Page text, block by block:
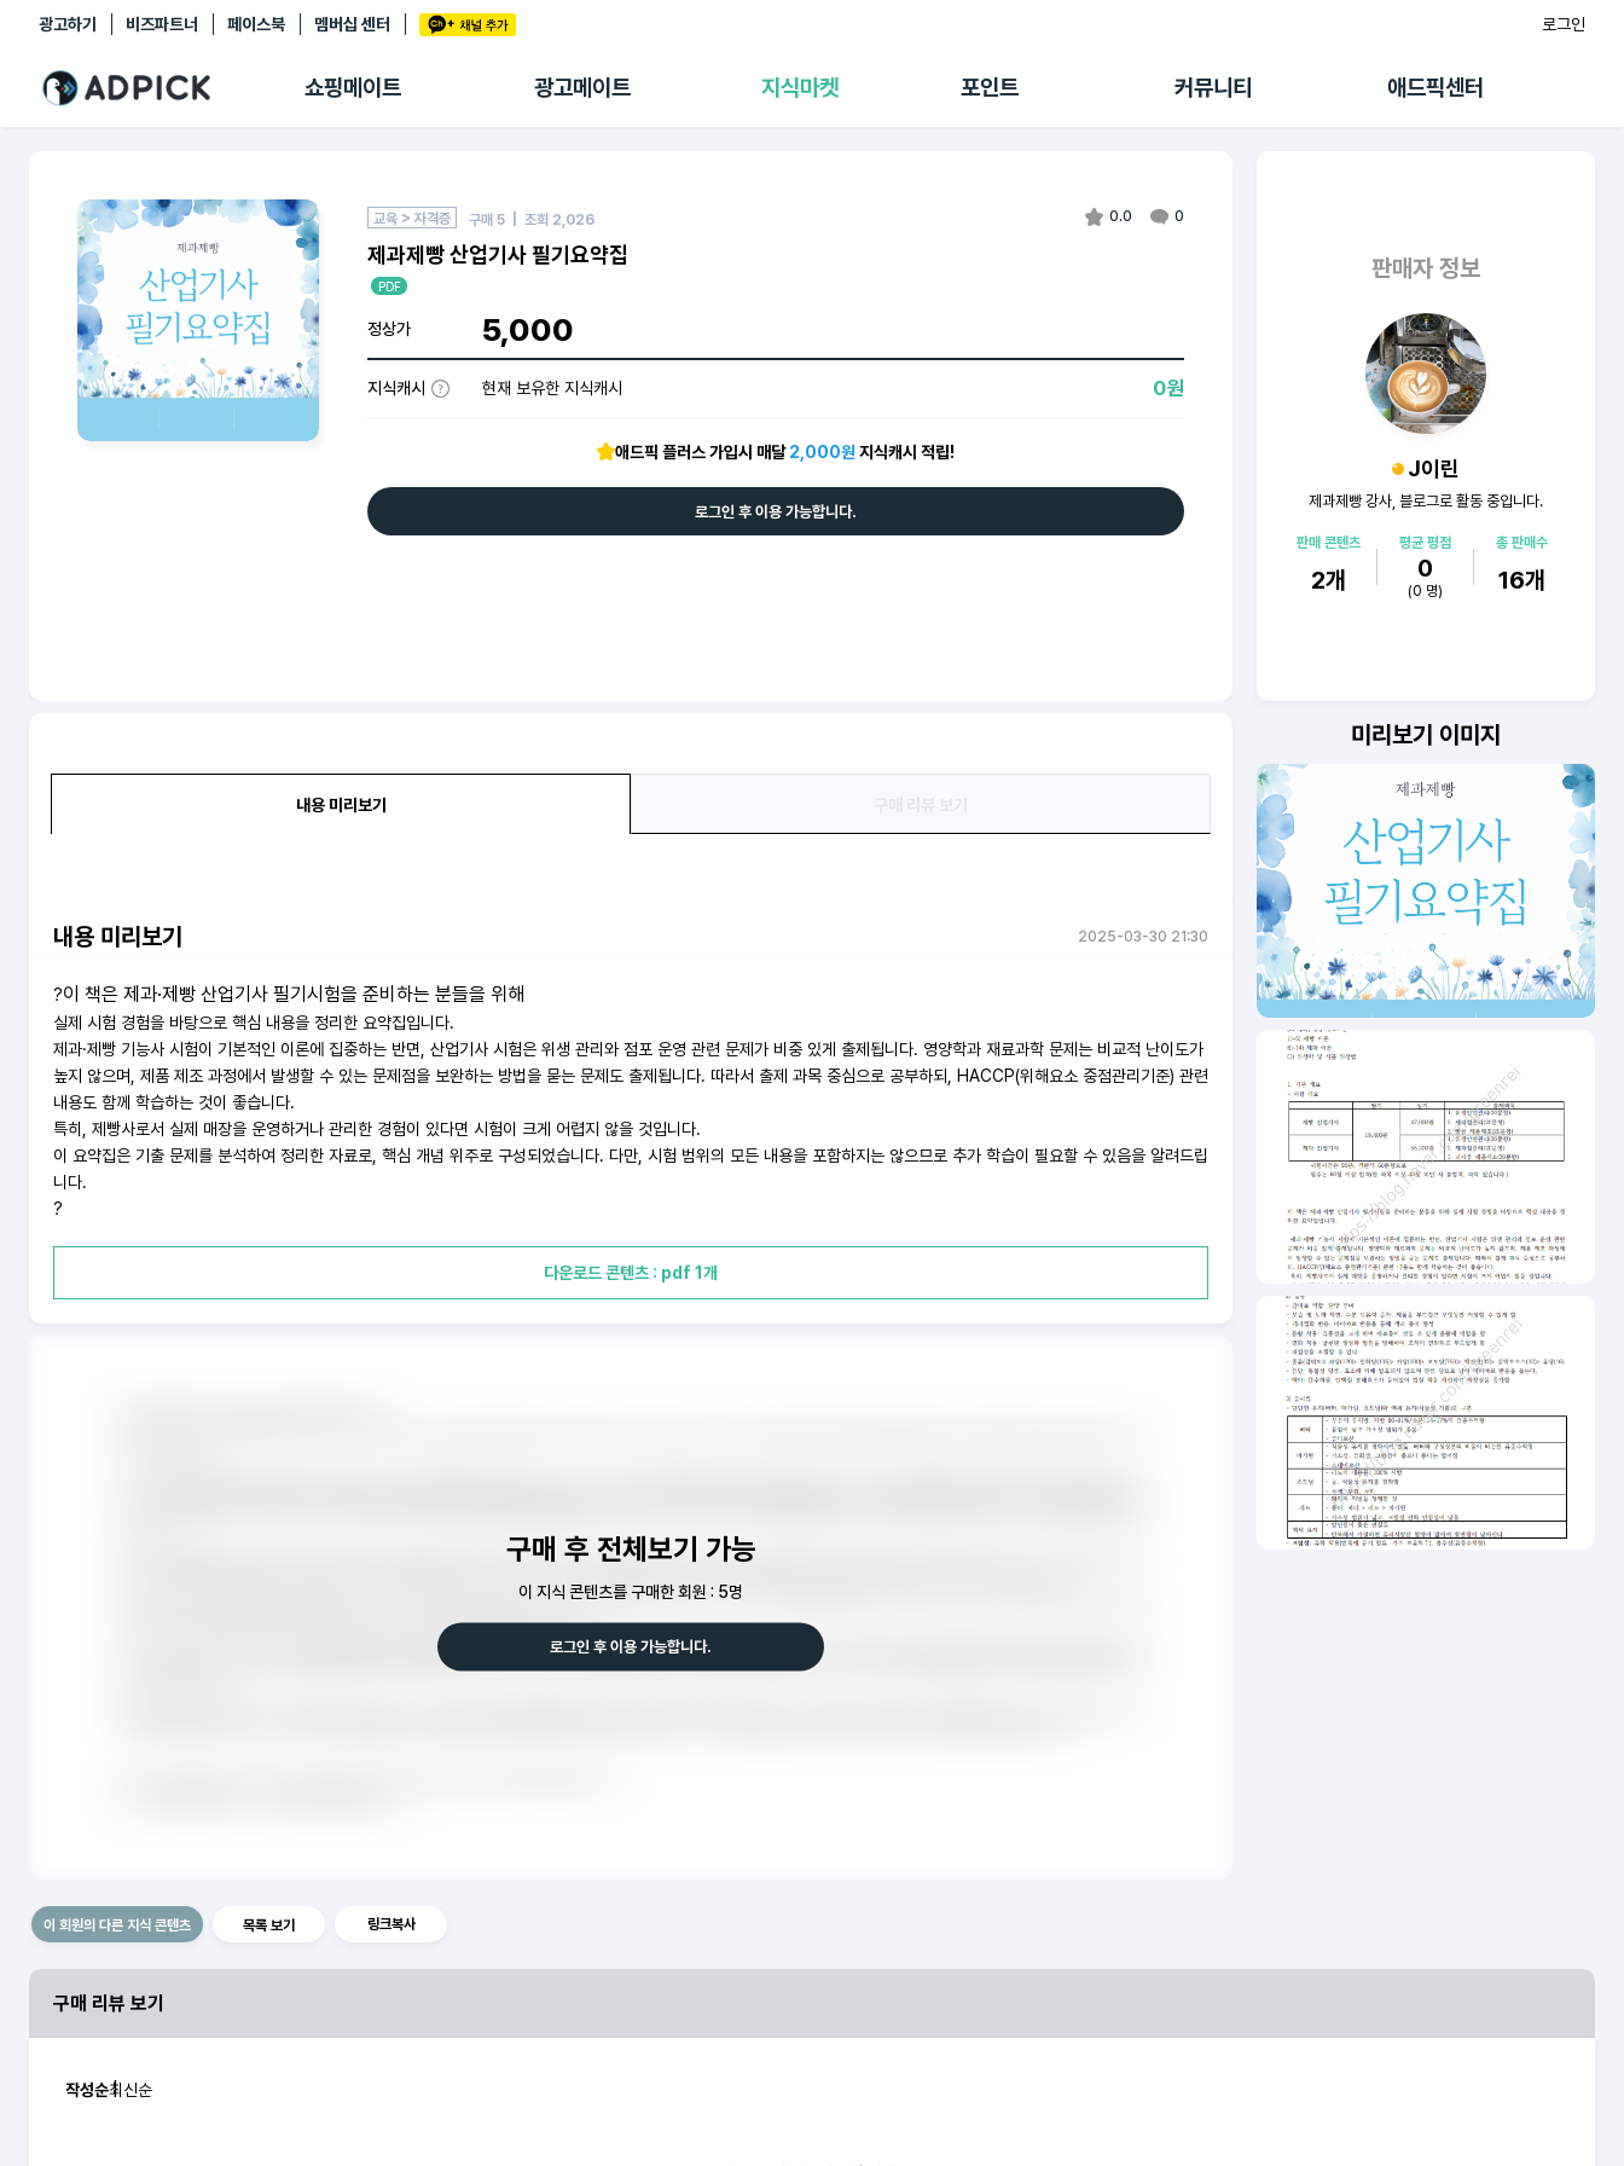
광고하기 비즈파트너 페이스북 멤버십 센터 로그인
쇼핑메이트 광고메이트 지식마켓 포인트 커뮤니티 애드픽센터
추천상품
쇼핑 에이전트
마이숍
광고리포트
출석 룰렛
랭킹
수익 Live
멤버십 센터
0.0 0
교육 > 자격증 구매 5 | 조회 2,026
제과제빵 산업기사 필기요약집
PDF
정상가 5,000
지식캐시 현재 보유한 지식캐시 0원
애드픽 플러스 가입시 매달2,000원 지식캐시 적립!
로그인 후 이용 가능합니다.
판매자 정보
J이린
제과제빵 강사, 블로그로 활동 중입니다.
판매 콘텐츠
2개
평균 평점
0
(0 명)
총 판매수
16개
내용 미리보기
내용 미리보기 2025-03-30 21:30
?이 책은 제과·제빵 산업기사 필기시험을 준비하는 분들을 위해
실제 시험 경험을 바탕으로 핵심 내용을 정리한 요약집입니다.
제과·제빵 기능사 시험이 기본적인 이론에 집중하는 반면, 산업기사 시험은 위생 관리와 점포 운영 관련 문제가 비중 있게 출제됩니다. 영양학과 재료과학 문제는 비교적 난이도가
높지 않으며, 제품 제조 과정에서 발생할 수 있는 문제점을 보완하는 방법을 묻는 문제도 출제됩니다. 따라서 출제 과목 중심으로 공부하되, HACCP(위해요소 중점관리기준) 관련
내용도 함께 학습하는 것이 좋습니다.
특히, 제빵사로서 실제 매장을 운영하거나 관리한 경험이 있다면 시험이 크게 어렵지 않을 것입니다.
이 요약집은 기출 문제를 분석하여 정리한 자료로, 핵심 개념 위주로 구성되었습니다. 다만, 시험 범위의 모든 내용을 포함하지는 않으므로 추가 학습이 필요할 수 있음을 알려드립
니다.
?
다운로드 콘텐츠 : pdf 1개
구매 후 전체보기 가능
이 지식 콘텐츠를 구매한 회원 : 5명
로그인 후 이용 가능합니다.
미리보기 이미지
이 회원의 다른 지식 콘텐츠 목록 보기 링크복사
구매 리뷰 보기
작성순최신순
prev